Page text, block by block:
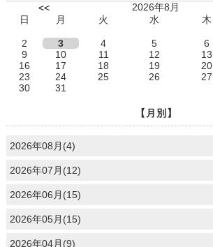
<<
2026年8月
日
月 火 水 木
2
3 4 5 6
9
10 11 12 13
16
17 18 19 20
23
24 25 26 27
30
31
【月別】
2026年08月(4)
2026年07月(12)
2026年06月(15)
2026年05月(15)
2026年04月(9)